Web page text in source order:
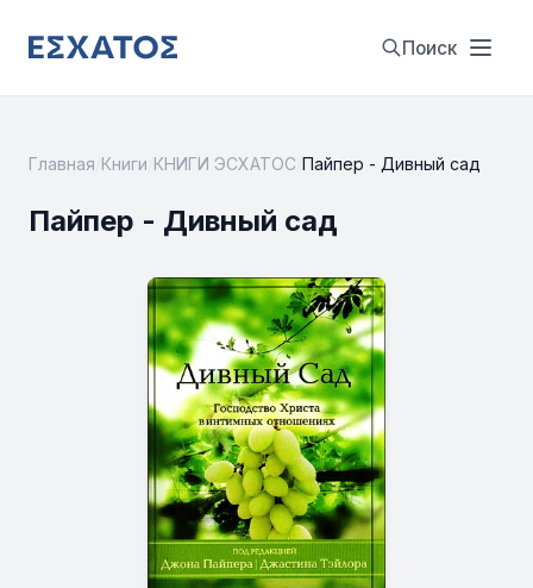
Поиск
Главная Книги КНИГИ ЭСХАТОС Пайпер - Дивный сад
Пайпер - Дивный сад